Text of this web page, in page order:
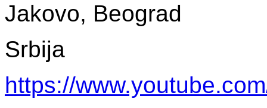
Jakovo, Beograd
Srbija
https://